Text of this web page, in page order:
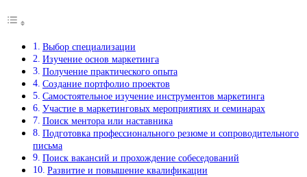
Выбор специализации
Изучение основ маркетинга
Получение практического опыта
Создание портфолио проектов
Самостоятельное изучение инструментов маркетинга
Участие в маркетинговых мероприятиях и семинарах
Поиск ментора или наставника
Подготовка профессионального резюме и сопроводительного
письма
Поиск вакансий и прохождение собеседований
Развитие и повышение квалификации